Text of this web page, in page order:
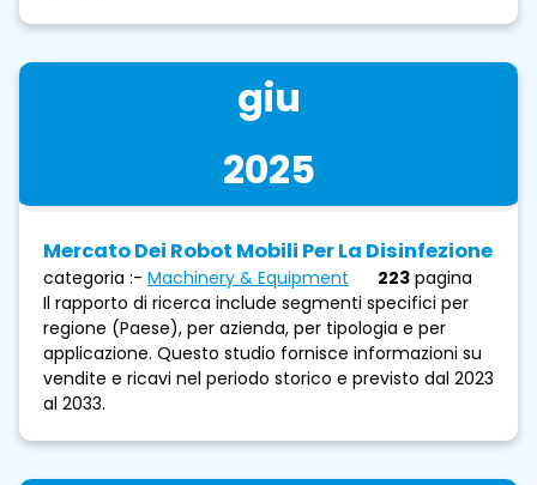
giu
2025
Mercato Dei Robot Mobili Per La Disinfezione
categoria :- Machinery & Equipment 223 pagina
Il rapporto di ricerca include segmenti specifici per
regione (Paese), per azienda, per tipologia e per
applicazione. Questo studio fornisce informazioni su
vendite e ricavi nel periodo storico e previsto dal 2023
al 2033.